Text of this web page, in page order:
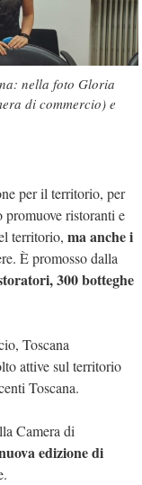
nella foto Gloria
di commercio) e
per il territorio, per
promuove ristoranti e
territorio, ma anche i
È promosso dalla
300 botteghe
Toscana
attive sul territorio
Toscana.
Camera di
edizione di